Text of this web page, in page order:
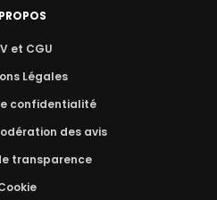
et CGU
Légales
confidentialité
des avis
transparence